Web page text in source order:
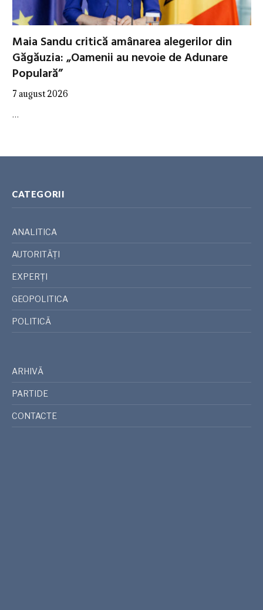
Maia Sandu critică amânarea alegerilor din
Găgăuzia: „Oamenii au nevoie de Adunare
Populară”
7 august 2026
…
CATEGORII
ANALITICA
AUTORITĂȚI
EXPERȚI
GEOPOLITICA
POLITICĂ
ARHIVĂ
PARTIDE
CONTACTE